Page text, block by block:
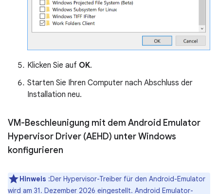
Klicken Sie auf OK.
Starten Sie Ihren Computer nach Abschluss der
Installation neu.
VM-Beschleunigung mit dem Android Emulator
Hypervisor Driver (AEHD) unter Windows
konfigurieren
Hinweis :Der Hypervisor-Treiber für den Android-Emulator
wird am 31. Dezember 2026 eingestellt. Android Emulator-